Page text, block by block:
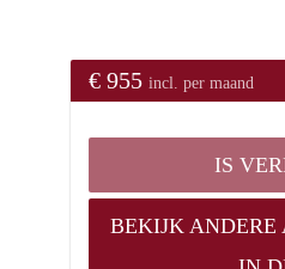
€ 955 incl. per maand
IS
BEKIJK ANDERE